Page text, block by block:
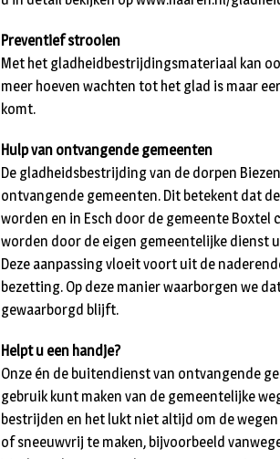
Preventief strooien
Met het gladheidbestrijdingsmateriaal kan
meer hoeven wachten tot het glad is maar
komt.
Hulp van ontvangende gemeenten
De gladheidsbestrijding van de dorpen
ontvangende gemeenten. Dit betekent dat
worden en in Esch door de gemeente
worden door de eigen gemeentelijke dienst
Deze aanpassing vloeit voort uit de
bezetting. Op deze manier waarborgen we
gewaarborgd blijft.
Helpt u een handje?
Onze én de buitendienst van ontvangende
gebruik kunt maken van de gemeentelijke
bestrijden en het lukt niet altijd om de
of sneeuwvrij te maken, bijvoorbeeld